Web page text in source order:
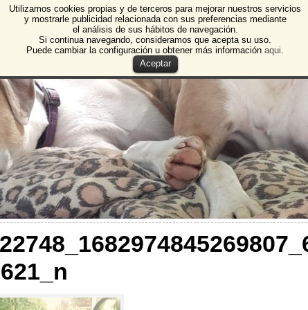
Animales de Burgos
y Plantas de Burgos
Utilizamos cookies propias y de terceros para mejorar nuestros servicios
y mostrarle publicidad relacionada con sus preferencias mediante
el análisis de sus hábitos de navegación.
Si continua navegando, consideramos que acepta su uso.
Puede cambiar la configuración u obtener más información aqui.
Aceptar